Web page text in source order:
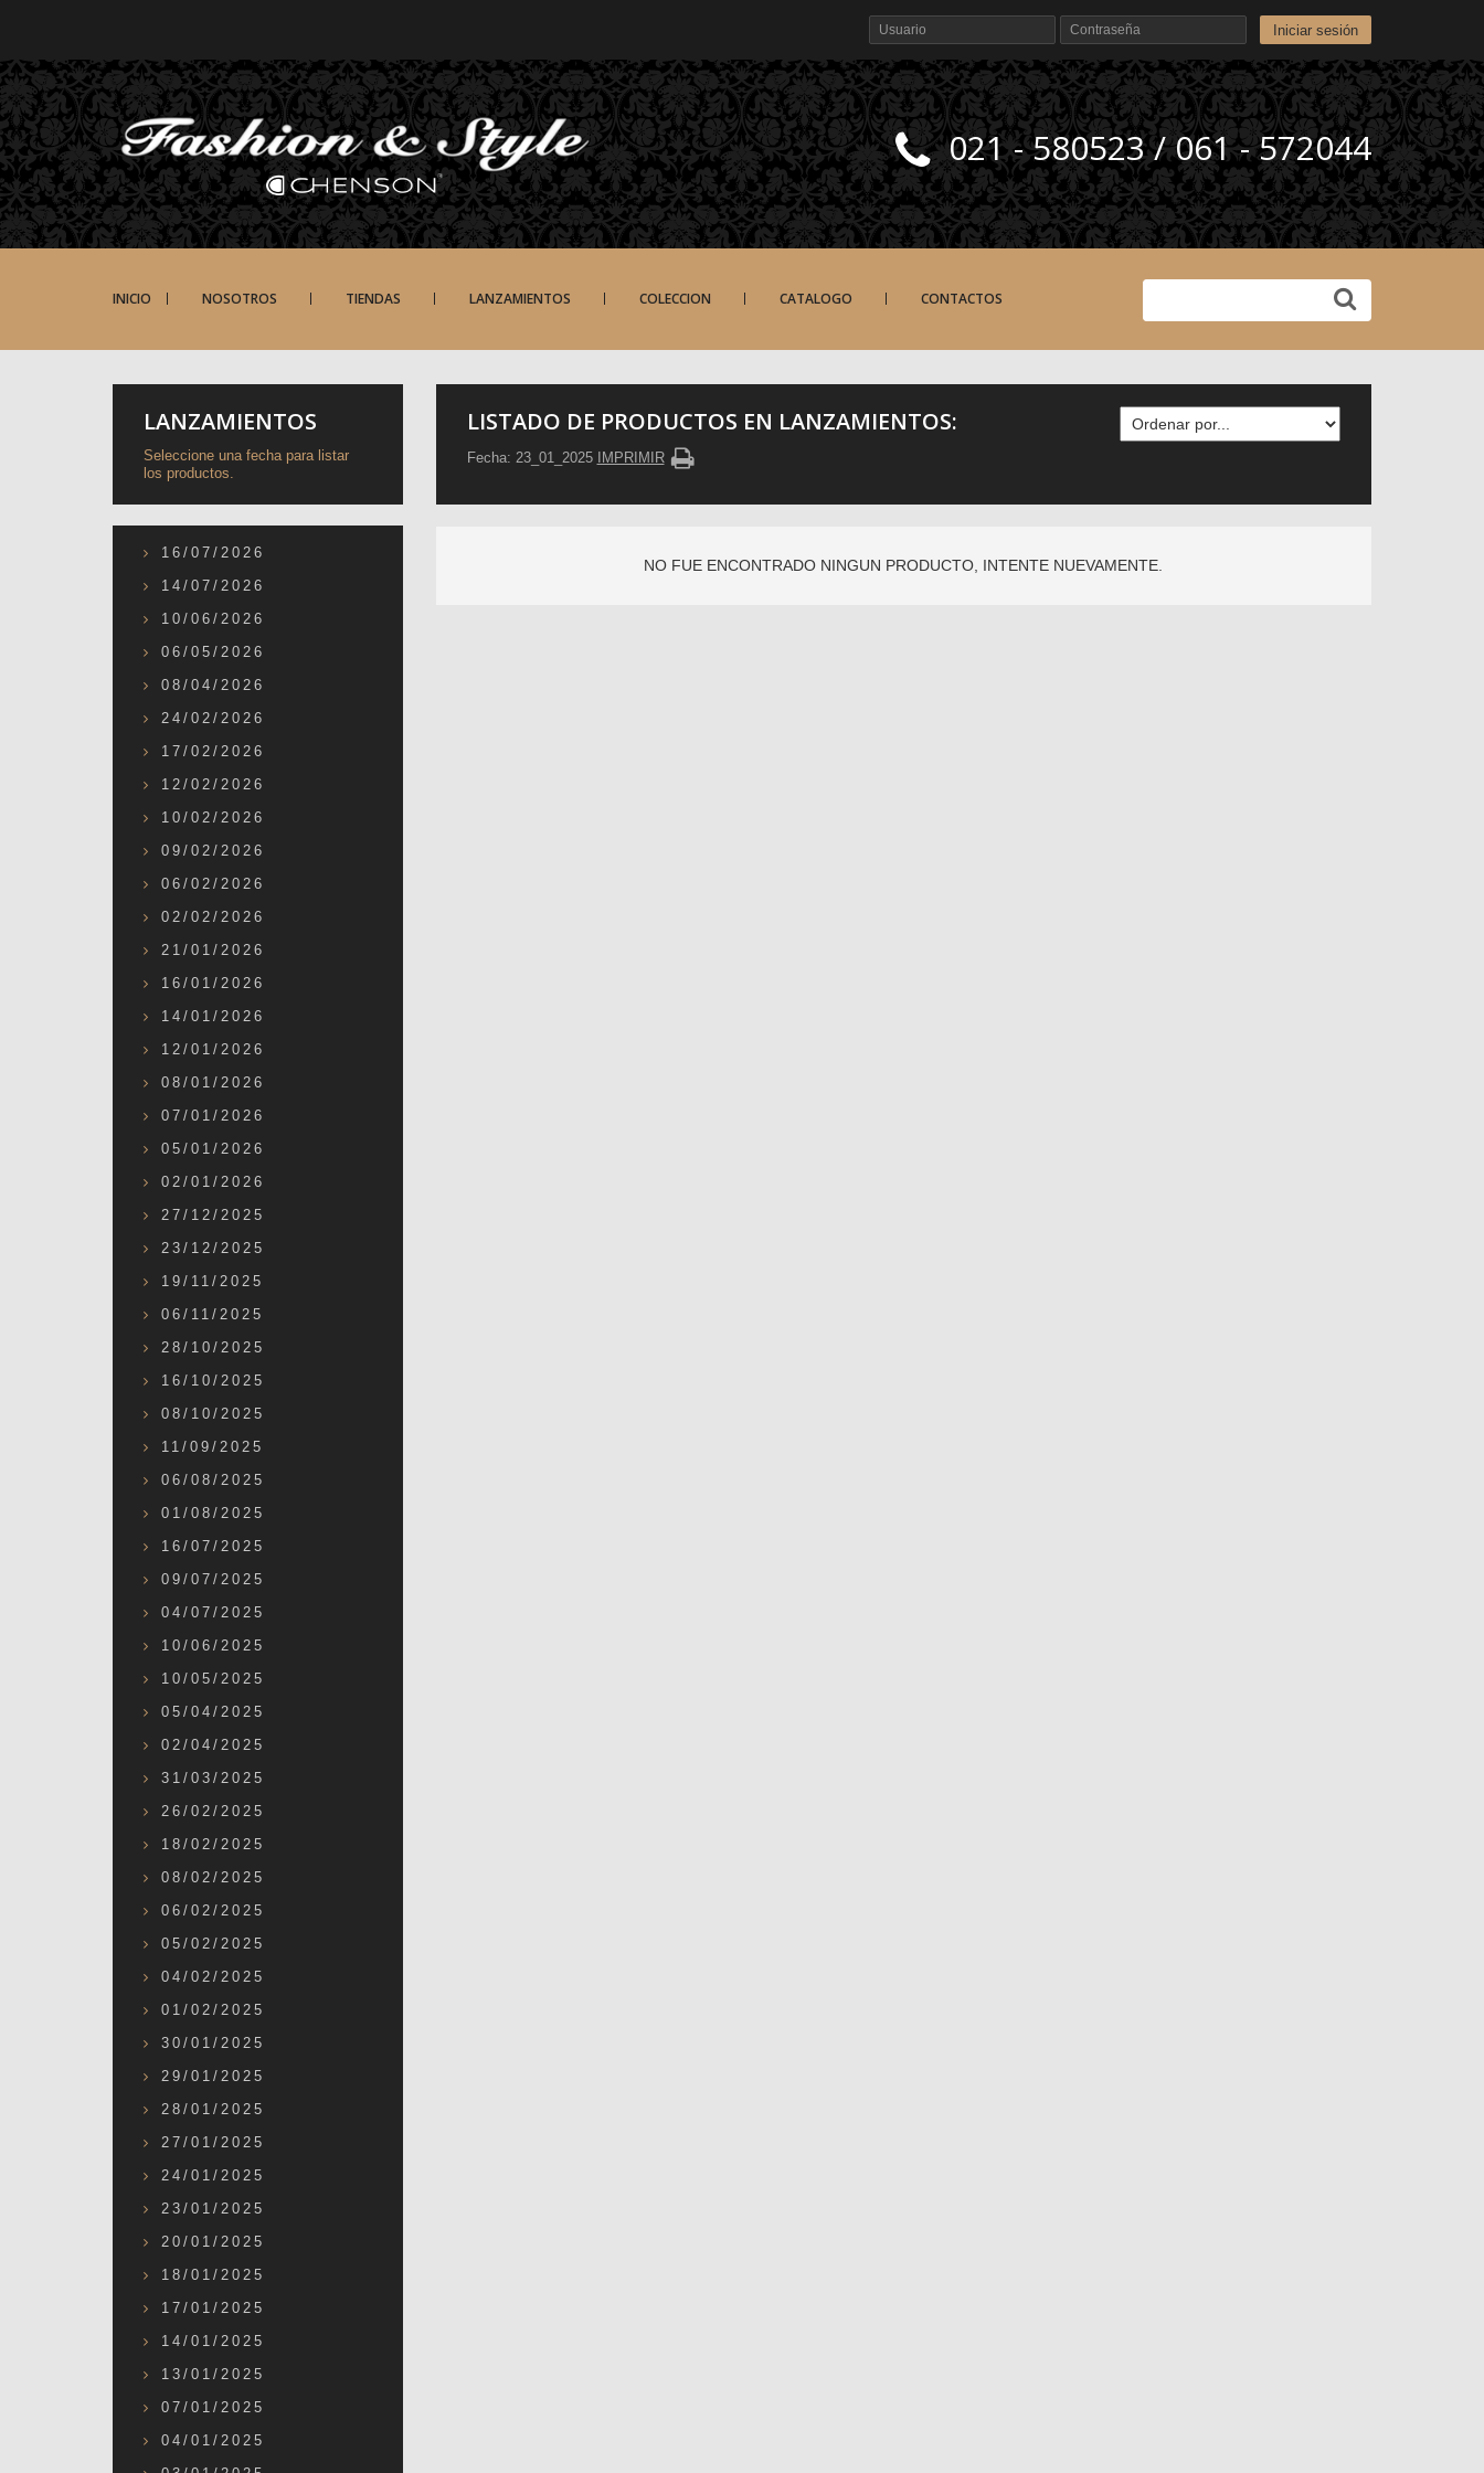
Iniciar sesión
021 - 580523 / 061 - 572044
INICIO NOSOTROS TIENDAS LANZAMIENTOS COLECCION CATALOGO CONTACTOS
LANZAMIENTOS
Seleccione una fecha para listar
los productos.
16/07/2026
14/07/2026
10/06/2026
06/05/2026
08/04/2026
24/02/2026
17/02/2026
12/02/2026
10/02/2026
09/02/2026
06/02/2026
02/02/2026
21/01/2026
16/01/2026
14/01/2026
12/01/2026
08/01/2026
07/01/2026
05/01/2026
02/01/2026
27/12/2025
23/12/2025
19/11/2025
06/11/2025
28/10/2025
16/10/2025
08/10/2025
11/09/2025
06/08/2025
01/08/2025
16/07/2025
09/07/2025
04/07/2025
10/06/2025
10/05/2025
05/04/2025
02/04/2025
31/03/2025
26/02/2025
18/02/2025
08/02/2025
06/02/2025
05/02/2025
04/02/2025
01/02/2025
30/01/2025
29/01/2025
28/01/2025
27/01/2025
24/01/2025
23/01/2025
20/01/2025
18/01/2025
17/01/2025
14/01/2025
13/01/2025
07/01/2025
04/01/2025
LISTADO DE PRODUCTOS EN LANZAMIENTOS:
Fecha: 23_01_2025 IMPRIMIR
NO FUE ENCONTRADO NINGUN PRODUCTO, INTENTE NUEVAMENTE.